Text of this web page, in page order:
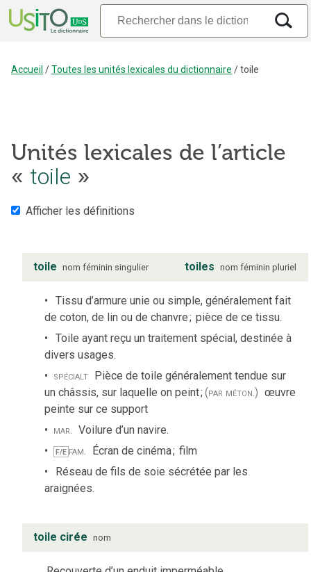
Accueil /Toutes les unités lexicales du dictionnaire /toile
Unités lexicales de l’article
« toile »
Afficher les définitions
toile nom féminin singulier toiles nom féminin pluriel
Tissu d’armure unie ou simple, généralement fait
de coton, de lin ou de chanvre; pièce de ce tissu.
Toile ayant reçu un traitement spécial, destinée à
divers usages.
spécialt Pièce de toile généralement tendue sur
un châssis, sur laquelle on peint;(par méton.) œuvre
peinte sur ce support
mar. Voilure d’un navire.
F/E fam. Écran de cinéma; film
Réseau de fils de soie sécrétée par les
araignées.
toile cirée nom